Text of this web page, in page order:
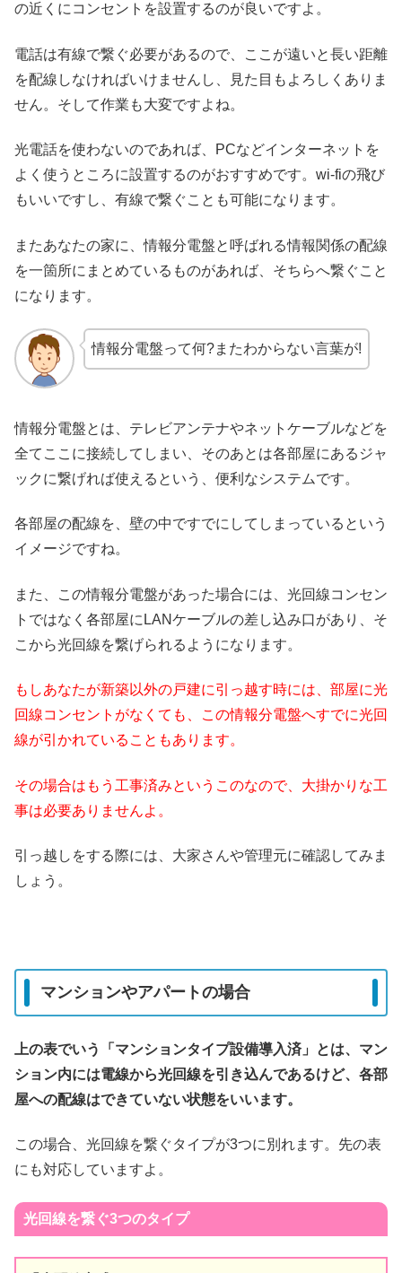
の近くにコンセントを設置するのが良いですよ。
電話は有線で繋ぐ必要があるので、ここが遠いと長い距離
を配線しなければいけませんし、見た目もよろしくありま
せん。そして作業も大変ですよね。
光電話を使わないのであれば、PCなどインターネットを
よく使うところに設置するのがおすすめです。wi-fiの飛び
もいいですし、有線で繋ぐことも可能になります。
またあなたの家に、情報分電盤と呼ばれる情報関係の配線
を一箇所にまとめているものがあれば、そちらへ繋ぐこと
になります。
情報分電盤って何?またわからない言葉が!
情報分電盤とは、テレビアンテナやネットケーブルなどを
全てここに接続してしまい、そのあとは各部屋にあるジャ
ックに繋げれば使えるという、便利なシステムです。
各部屋の配線を、壁の中ですでにしてしまっているという
イメージですね。
また、この情報分電盤があった場合には、光回線コンセン
トではなく各部屋にLANケーブルの差し込み口があり、そ
こから光回線を繋げられるようになります。
もしあなたが新築以外の戸建に引っ越す時には、部屋に光
回線コンセントがなくても、この情報分電盤へすでに光回
線が引かれていることもあります。
その場合はもう工事済みというこのなので、大掛かりな工
事は必要ありませんよ。
引っ越しをする際には、大家さんや管理元に確認してみま
しょう。
マンションやアパートの場合
上の表でいう「マンションタイプ設備導入済」とは、マン
ション内には電線から光回線を引き込んであるけど、各部
屋への配線はできていない状態をいいます。
この場合、光回線を繋ぐタイプが3つに別れます。先の表
にも対応していますよ。
光回線を繋ぐ3つのタイプ